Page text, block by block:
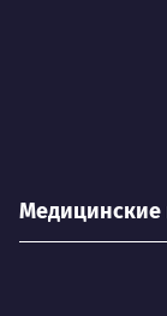
Медицинские